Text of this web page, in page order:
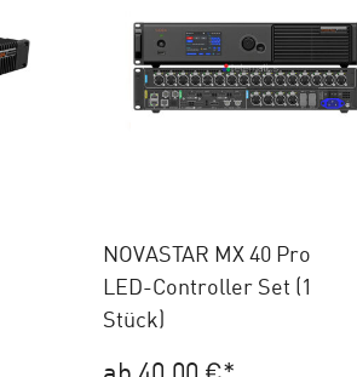
NOVASTAR MX 40 Pro
LED-Controller Set (1
Stück)